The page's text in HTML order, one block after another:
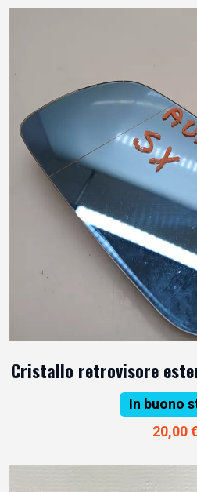
Cristallo retrovisore
In buono
20,00